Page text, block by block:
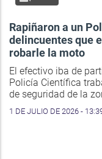
Rapiñaron a un
delincuentes que
robarle la moto
El efectivo iba de
Policía Científica
de seguridad de la
1 DE JULIO DE 2026 -